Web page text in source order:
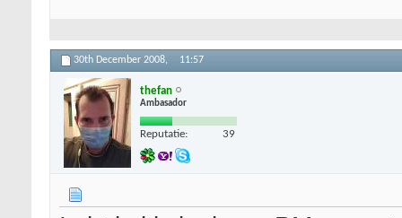
30th December 2008, 11:57
thefan
Ambasador
Reputatie: 39